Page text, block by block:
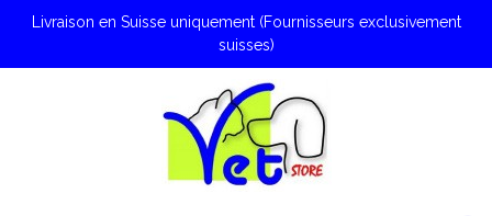
Livraison en Suisse uniquement (Fournisseurs exclusivement
suisses)